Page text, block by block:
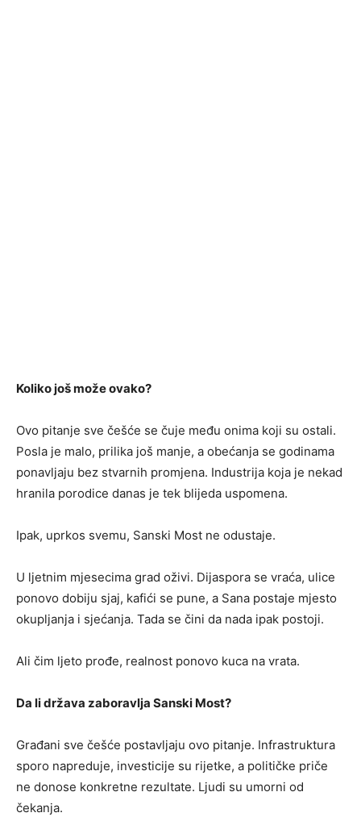
Koliko još može ovako?
Ovo pitanje sve češće se čuje među onima koji su ostali.
Posla je malo, prilika još manje, a obećanja se godinama
ponavljaju bez stvarnih promjena. Industrija koja je nekad
hranila porodice danas je tek blijeda uspomena.
Ipak, uprkos svemu, Sanski Most ne odustaje.
U ljetnim mjesecima grad oživi. Dijaspora se vraća, ulice
ponovo dobiju sjaj, kafići se pune, a Sana postaje mjesto
okupljanja i sjećanja. Tada se čini da nada ipak postoji.
Ali čim ljeto prođe, realnost ponovo kuca na vrata.
Da li država zaboravlja Sanski Most?
Građani sve češće postavljaju ovo pitanje. Infrastruktura
sporo napreduje, investicije su rijetke, a političke priče
ne donose konkretne rezultate. Ljudi su umorni od
čekanja.